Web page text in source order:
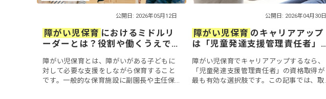
公開日: 2026年05月12日
障がい児保育 におけるミドルリ
ーダーとは？役割や働くうえで
障がい児保育とは、障がいがある子どもに
対して必要な支援をしながら保育すること
です。一般的な保育施設に副園長や主任保
公開日: 2026年04月30日
障がい児保育 のキャリアアップ
は「児童発達支援管理責任者」
方
障がい児保育でキャリアアップするなら、
「児童発達支援管理責任者」の資格取得が
最も有効な選択肢です。この記事では、取